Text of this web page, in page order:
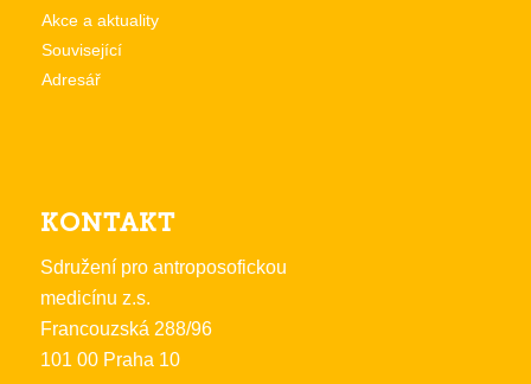
Akce a aktuality
Související
Adresář
KONTAKT
Sdružení pro antroposofickou
medicínu z.s.
Francouzská 288/96
101 00 Praha 10